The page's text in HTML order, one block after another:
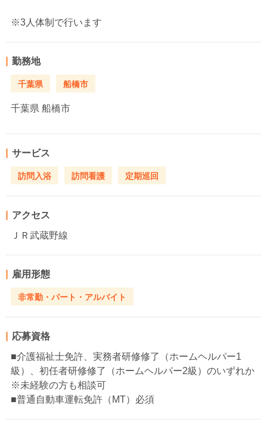
※3人体制で行います
勤務地
千葉県 船橋市
千葉県 船橋市
サービス
訪問入浴 訪問看護 定期巡回
アクセス
ＪＲ武蔵野線
雇用形態
非常勤・パート・アルバイト
応募資格
■介護福祉士免許、実務者研修修了（ホームヘルパー1
級）、初任者研修修了（ホームヘルパー2級）のいずれか
※未経験の方も相談可
■普通自動車運転免許（MT）必須